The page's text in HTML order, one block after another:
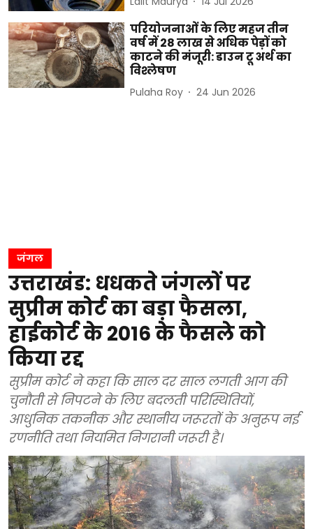
परियोजनाओं के लिए महज तीन
वर्ष में 28 लाख से अधिक पेड़ों को
काटने की मंजूरी: डाउन टू अर्थ का
विश्लेषण
Pulaha Roy 24 Jun 2026
जंगल
उत्तराखंड: धधकते जंगलों पर
सुप्रीम कोर्ट का बड़ा फैसला,
हाईकोर्ट के 2016 के फैसले को
किया रद्द
सुप्रीम कोर्ट ने कहा कि साल दर साल लगती आग की
चुनौती से निपटने के लिए बदलती परिस्थितियों,
आधुनिक तकनीक और स्थानीय जरूरतों के अनुरूप नई
रणनीति तथा नियमित निगरानी जरूरी है।